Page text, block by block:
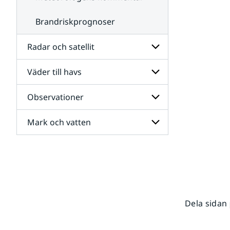
Brandriskprognoser
Radar och satellit
Undersidor
för
Radar
och
satellit
Väder till havs
Undersidor
för
Väder
till
havs
Observationer
Undersidor
för
Mark och vatten
Dela sidan